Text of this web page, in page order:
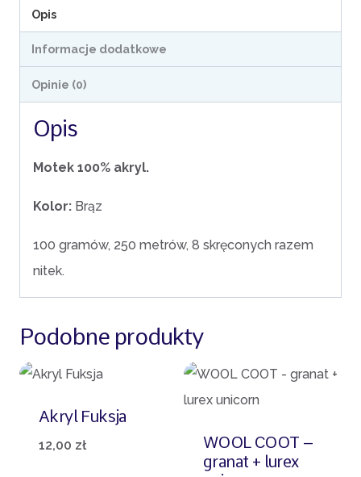
Opis
Informacje dodatkowe
Opinie (0)
Opis
Motek 100% akryl.
Kolor: Brąz
100 gramów, 250 metrów, 8 skręconych razem
nitek.
Podobne produkty
Akryl Fuksja
12,00 zł
WOOL COOT –
granat + lurex